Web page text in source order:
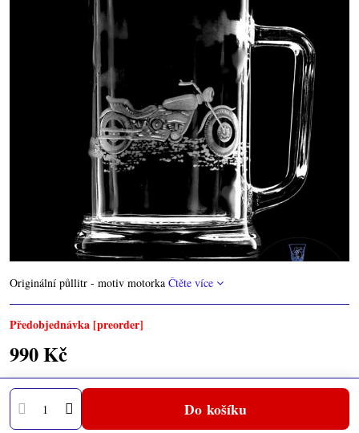
Originální půllitr - motiv motorka Čtěte více
Předobjednávka [preorder]
990 Kč
Do košíku